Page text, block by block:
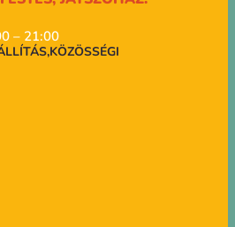
– 21:00
,KÖZÖSSÉGI